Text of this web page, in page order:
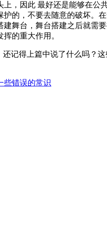
，因此 最好还是能够在
的，不要去随意的破坏
舞台，舞台搭建之后就
的重大作用。
记得上篇中说了什么吗？
些错误的常识